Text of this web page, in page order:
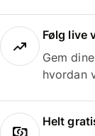
Følg live
Gem
hvordan
Helt